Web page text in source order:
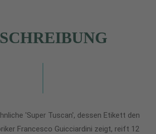
'Super Tuscan', dessen Etikett den
Francesco Guicciardini zeigt, reift 12